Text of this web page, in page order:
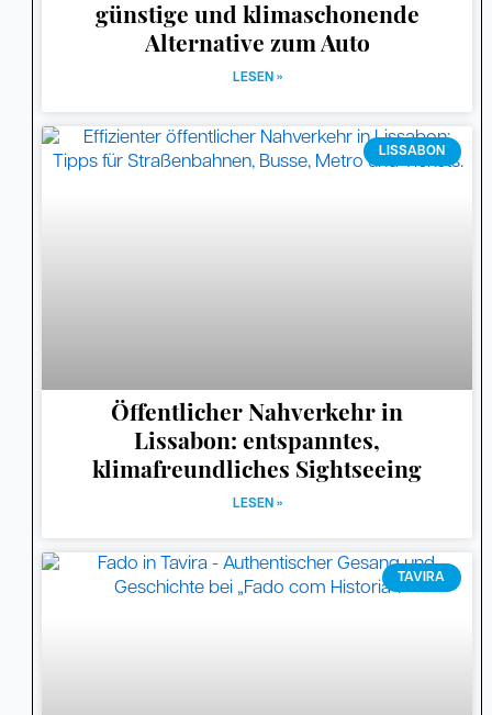
günstige und klimaschonende
Alternative zum Auto
LESEN »
LISSABON
Öffentlicher Nahverkehr in
Lissabon: entspanntes,
klimafreundliches Sightseeing
LESEN »
TAVIRA